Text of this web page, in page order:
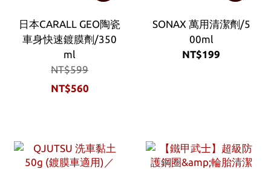
日本CARALL GEO陶瓷
車身快速鍍膜劑/350
ml
NT$599
NT$560
SONAX 萬用清潔劑/5
00ml
NT$199